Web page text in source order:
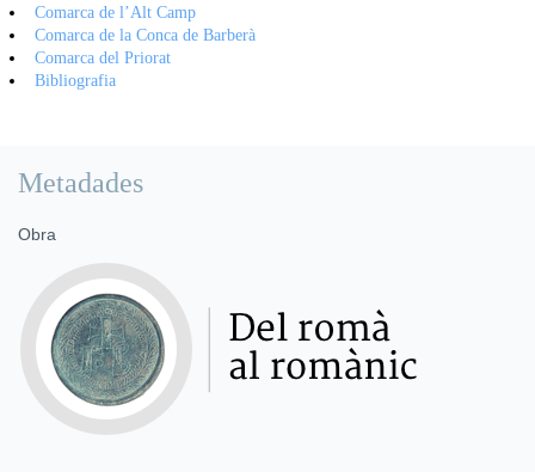
Comarca de l’Alt Camp
Comarca de la Conca de Barberà
Comarca del Priorat
Bibliografia
Metadades
Obra